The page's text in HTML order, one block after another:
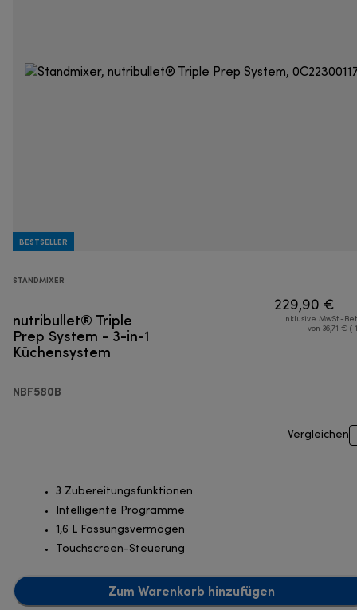
BESTSELLER
STANDMIXER
nutribullet® Triple
Prep System - 3-in-1
Küchensystem
NBF580B
229,90 €
Inklusive MwSt.-
von 36,71 € (
Vergleichen
3 Zubereitungsfunktionen
Intelligente Programme
1,6 L Fassungsvermögen
Touchscreen-Steuerung
Zum Warenkorb hinzufügen